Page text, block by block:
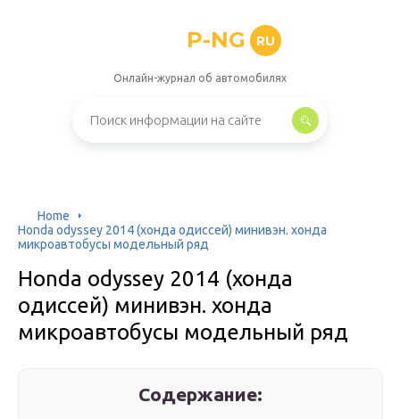
P-NG RU
Онлайн-журнал об автомобилях
Home
Honda odyssey 2014 (хонда одиссей) минивэн. хонда
микроавтобусы модельный ряд
Honda odyssey 2014 (хонда
одиссей) минивэн. хонда
микроавтобусы модельный ряд
Содержание: